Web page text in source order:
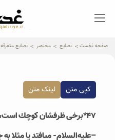
qadiriye.ir
نشریه ی
صفحه نخست نصایح مختصر نصایح متفرقه
کپی متن لینک متن
۴۷*برخى ظرفشان كوچك
–علیه‌السلام- مى‏افتد یا مثلا